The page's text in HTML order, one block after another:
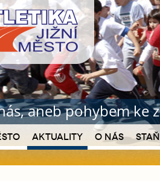
aneb pohybem ke
Aktuality O nás